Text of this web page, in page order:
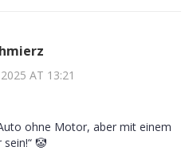
AT 13:21
ohne Motor, aber mit einem
🤡